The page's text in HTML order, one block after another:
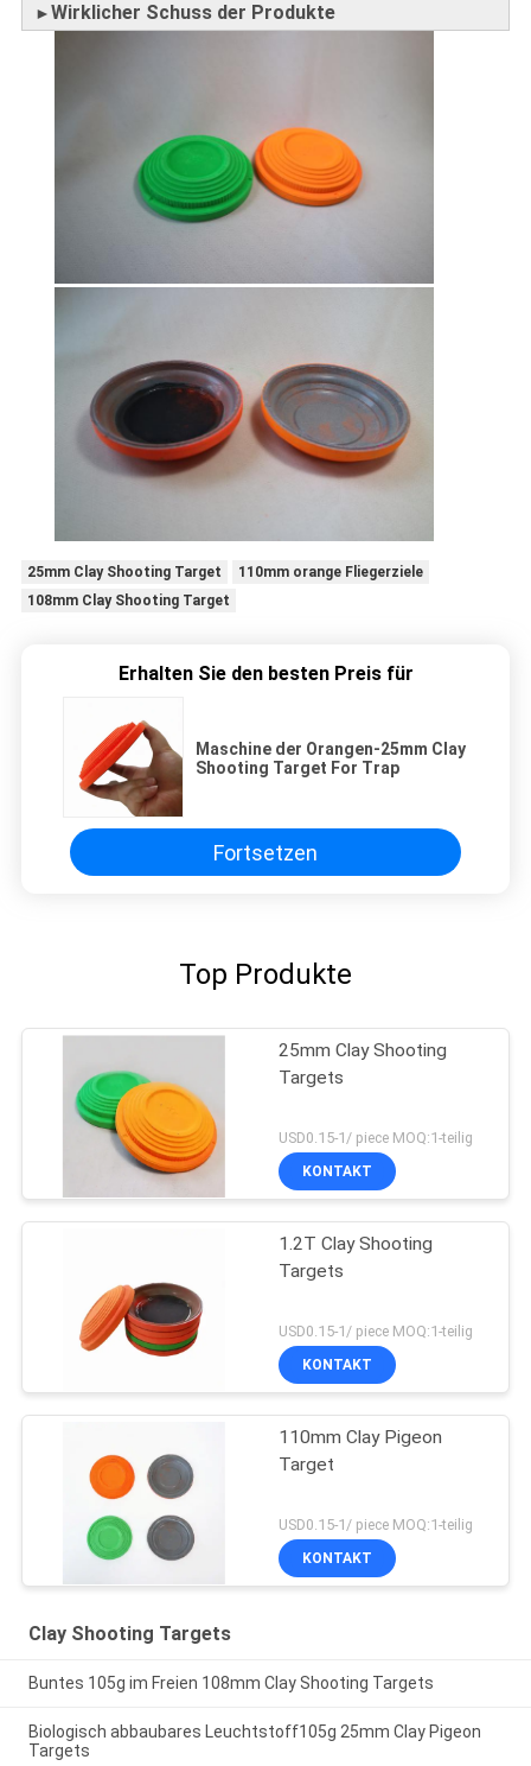
►Wirklicher Schuss der Produkte
25mm Clay Shooting Target
110mm orange Fliegerziele
108mm Clay Shooting Target
Erhalten Sie den besten Preis für
Maschine der Orangen-25mm Clay
Shooting Target For Trap
Fortsetzen
Top Produkte
25mm Clay Shooting
Targets
USD0.15-1/ piece MOQ:1-teilig
KONTAKT
1.2T Clay Shooting
Targets
USD0.15-1/ piece MOQ:1-teilig
KONTAKT
110mm Clay Pigeon
Target
USD0.15-1/ piece MOQ:1-teilig
KONTAKT
Clay Shooting Targets
Buntes 105g im Freien 108mm Clay Shooting Targets
Biologisch abbaubares Leuchtstoff105g 25mm Clay Pigeon
Targets